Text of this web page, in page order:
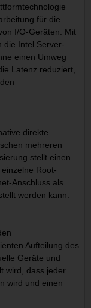
für die
I/O-Geräten. Mit
die Intel Server-
einen Umweg
Latenz reduziert,
direkte
mehreren
stellt einen
Root-
Anschluss als
werden kann.
Aufteilung des
Geräte und
wird, dass jeder
wird und einen